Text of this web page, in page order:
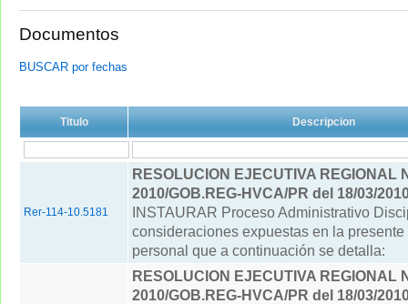
Documentos
BUSCAR por fechas
Titulo Descripcion
Rer-114-10.5181
RESOLUCION EJECUTIVA REGIONAL
2010/GOB.REG-HVCA/PR del 18/03/
INSTAURAR Proceso Administrativo
consideraciones expuestas en la
personal que a continuación se detalla:
RESOLUCION EJECUTIVA REGIONAL
2010/GOB.REG-HVCA/PR del 18/03/